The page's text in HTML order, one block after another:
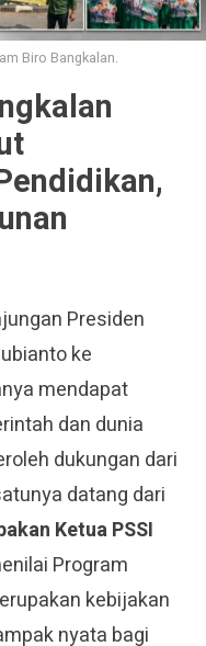
Biro Bangkalan.
Presiden
ke
mendapat
dan dunia
dukungan dari
datang dari
Ketua PSSI
Program
kebijakan
nyata bagi